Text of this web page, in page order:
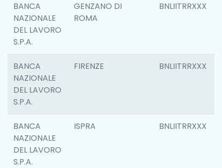
BANCA
NAZIONALE
DEL LAVORO
S.P.A.
GENZANO DI
ROMA
BNLIITRRXXX
BANCA
NAZIONALE
DEL LAVORO
S.P.A.
FIRENZE BNLIITRRXXX
BANCA
NAZIONALE
DEL LAVORO
S.P.A.
ISPRA BNLIITRRXXX